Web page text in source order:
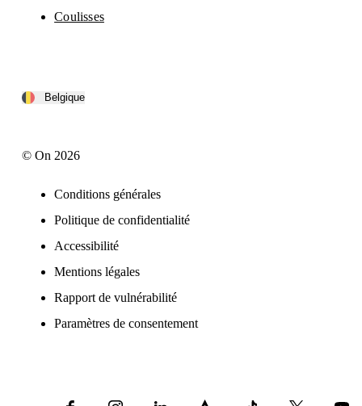
Coulisses
Belgique
© On 2026
Conditions générales
Politique de confidentialité
Accessibilité
Mentions légales
Rapport de vulnérabilité
Paramètres de consentement